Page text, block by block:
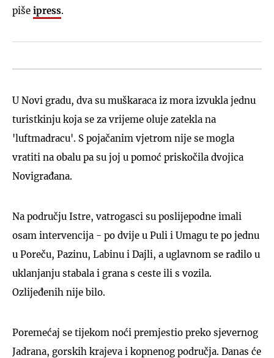
piše ipress.
U Novi gradu, dva su muškaraca iz mora izvukla jednu
turistkinju koja se za vrijeme oluje zatekla na
'luftmadracu'. S pojačanim vjetrom nije se mogla
vratiti na obalu pa su joj u pomoć priskočila dvojica
Novigrađana.
Na području Istre, vatrogasci su poslijepodne imali
osam intervencija - po dvije u Puli i Umagu te po jednu
u Poreču, Pazinu, Labinu i Dajli, a uglavnom se radilo u
uklanjanju stabala i grana s ceste ili s vozila.
Ozlijeđenih nije bilo.
Poremećaj se tijekom noći premjestio preko sjevernog
Jadrana, gorskih krajeva i kopnenog područja. Danas će